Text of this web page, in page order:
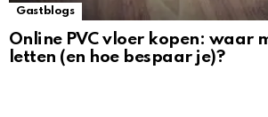
Gastblogs
Online PVC vloer kopen: waar
letten (en hoe bespaar je)?